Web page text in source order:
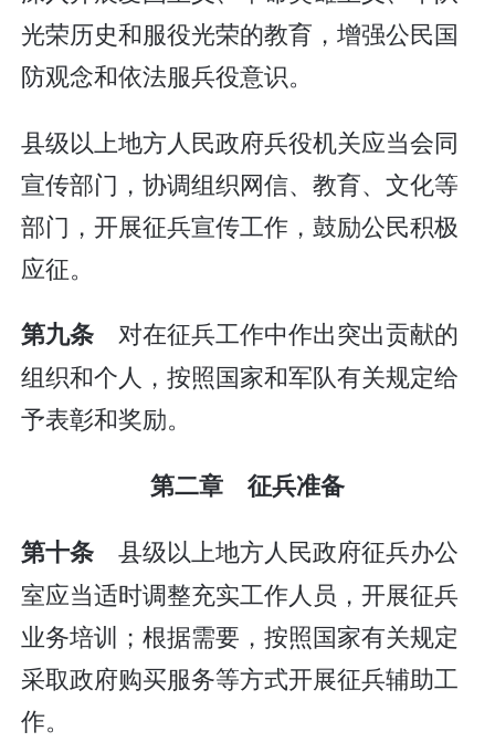
光荣历史和服役光荣的教育，增强公民国
防观念和依法服兵役意识。
县级以上地方人民政府兵役机关应当会同
宣传部门，协调组织网信、教育、文化等
部门，开展征兵宣传工作，鼓励公民积极
应征。
第九条 对在征兵工作中作出突出贡献的
组织和个人，按照国家和军队有关规定给
予表彰和奖励。
第二章 征兵准备
第十条 县级以上地方人民政府征兵办公
室应当适时调整充实工作人员，开展征兵
业务培训；根据需要，按照国家有关规定
采取政府购买服务等方式开展征兵辅助工
作。